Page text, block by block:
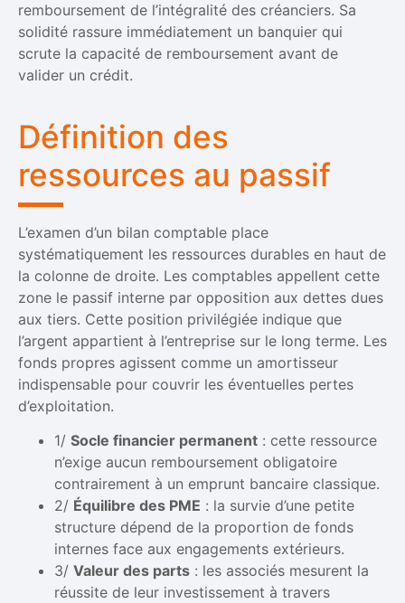
remboursement de l’intégralité des créanciers. Sa
solidité rassure immédiatement un banquier qui
scrute la capacité de remboursement avant de
valider un crédit.
Définition des
ressources au passif
L’examen d’un bilan comptable place
systématiquement les ressources durables en haut de
la colonne de droite. Les comptables appellent cette
zone le passif interne par opposition aux dettes dues
aux tiers. Cette position privilégiée indique que
l’argent appartient à l’entreprise sur le long terme. Les
fonds propres agissent comme un amortisseur
indispensable pour couvrir les éventuelles pertes
d’exploitation.
1/ Socle financier permanent : cette ressource
n’exige aucun remboursement obligatoire
contrairement à un emprunt bancaire classique.
2/ Équilibre des PME : la survie d’une petite
structure dépend de la proportion de fonds
internes face aux engagements extérieurs.
3/ Valeur des parts : les associés mesurent la
réussite de leur investissement à travers